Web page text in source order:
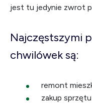
jest tu jedynie zwrot
Najczęstszymi
chwilówek są:
remont
zakup